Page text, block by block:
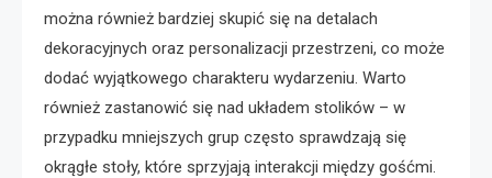
można również bardziej skupić się na detalach
dekoracyjnych oraz personalizacji przestrzeni, co może
dodać wyjątkowego charakteru wydarzeniu. Warto
również zastanowić się nad układem stolików – w
przypadku mniejszych grup często sprawdzają się
okrągłe stoły, które sprzyjają interakcji między gośćmi.